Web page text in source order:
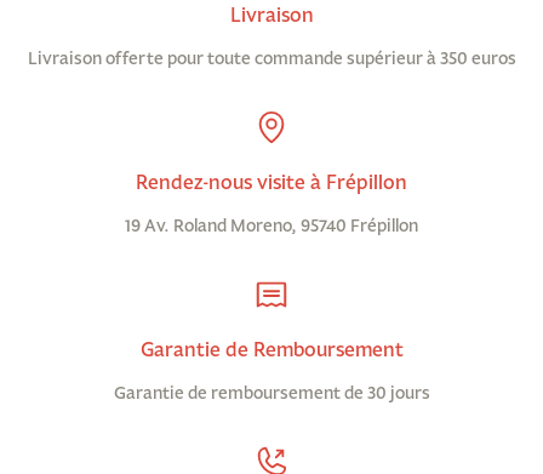
Livraison
Livraison offerte pour toute commande supérieur à 350 euros
Rendez-nous visite à Frépillon
19 Av. Roland Moreno, 95740 Frépillon
Garantie de Remboursement
Garantie de remboursement de 30 jours